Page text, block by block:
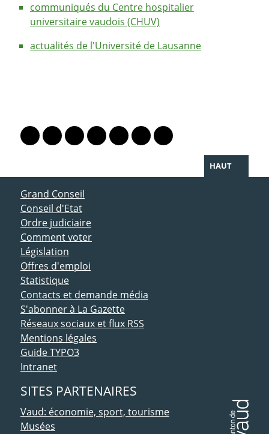
communiqués du Centre hospitalier
universitaire vaudois (CHUV)
actualités de l'Université de Lausanne
Lien vers le profil Mastodon
Lien vers le profil Bluesky
Lien vers le profil Instagram
Lien vers le profil Linkedin
Lien vers le profil Facebook
Lien vers le profil Twitter
Partager par WhatsApp
HAUT
ACCÈS DIRECT
Grand Conseil
Conseil d'Etat
Ordre judiciaire
Comment voter
Législation
Offres d'emploi
Statistique
Contacts et demande média
S'abonner à La Gazette
Réseaux sociaux et flux RSS
Mentions légales
Guide TYPO3
Intranet
SITES PARTENAIRES
Vaud: économie, sport, tourisme
Musées